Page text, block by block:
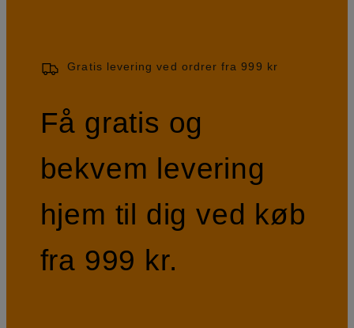
Gratis levering ved ordrer fra 999 kr
Få gratis og
bekvem levering
hjem til dig ved køb
fra 999 kr.